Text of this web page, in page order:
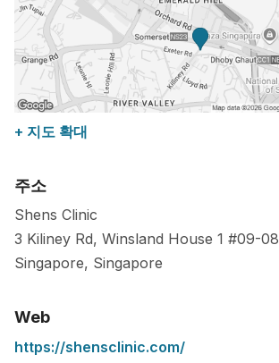
+ 지도 확대
주소
Shens Clinic
3 Kiliney Rd, Winsland House 1 #09-08
Singapore, Singapore
Web
https://shensclinic.com/